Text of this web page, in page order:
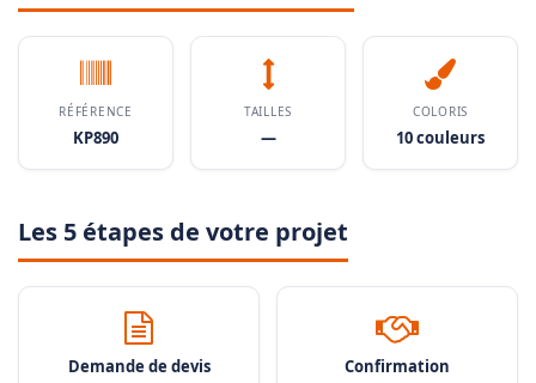
RÉFÉRENCE
KP890
TAILLES
—
COLORIS
10 couleurs
Les 5 étapes de votre projet
Demande de devis Confirmation